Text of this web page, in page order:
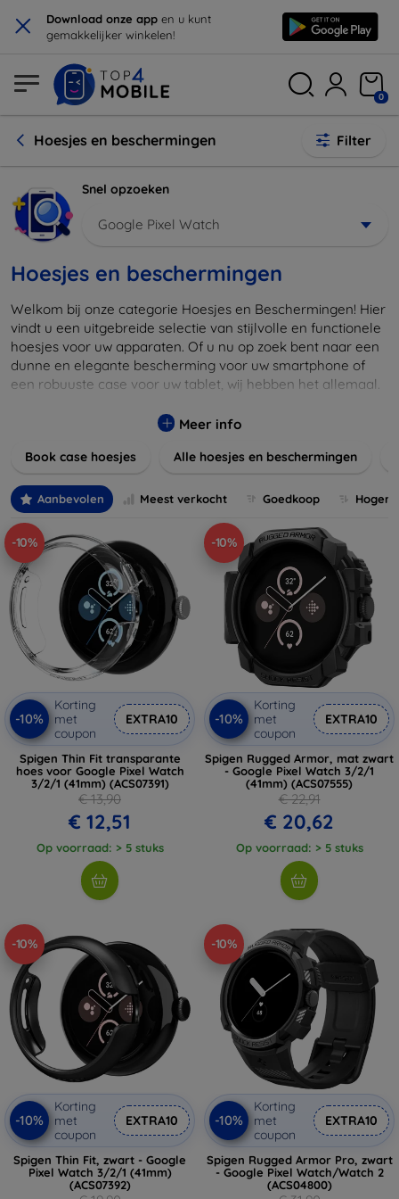
× Download onze app en u kunt
gemakkelijker winkelen!
0
Hoesjes en beschermingen Filter
Snel opzoeken
Google Pixel Watch
Hoesjes en beschermingen
Welkom bij onze categorie Hoesjes en Beschermingen! Hier
vindt u een uitgebreide selectie van stijlvolle en functionele
hoesjes voor uw apparaten. Of u nu op zoek bent naar een
dunne en elegante bescherming voor uw smartphone of
een robuuste case voor uw tablet, wij hebben het allemaal.
beschermen tegen krassen, vallen en dagelijkse slijtage,
kunststof tot luxe leer, en kies de perfecte match voor uw
stijl. Vergeet niet om ook naar onze schermbeschermers en
andere accessoires te kijken voor een complete
bescherming van uw apparaten. Shop nu en geef uw
apparaat de bescherming die het verdient!
Meer info
Book case hoesjes Alle hoesjes en beschermingen
Aanbevolen Meest verkocht Goedkoop
-10%
-10%
Korting
met
coupon
EXTRA10
Spigen Thin Fit transparante
hoes voor Google Pixel Watch
3/2/1 (41mm) (ACS07391)
€ 13,90
€ 12,51
Op voorraad: > 5 stuks
-10%
-10%
Korting
met
coupon
EXTRA10
Spigen Rugged Armor, mat zwart
- Google Pixel Watch 3/2/1
(41mm) (ACS07555)
€ 22,91
€ 20,62
Op voorraad: > 5 stuks
-10%
-10%
Korting
met
coupon
EXTRA10
Spigen Thin Fit, zwart - Google
Pixel Watch 3/2/1 (41mm)
(ACS07392)
-10%
-10%
Korting
met
coupon
EXTRA10
Spigen Rugged Armor Pro, zwart
- Google Pixel Watch/Watch 2
(ACS04800)